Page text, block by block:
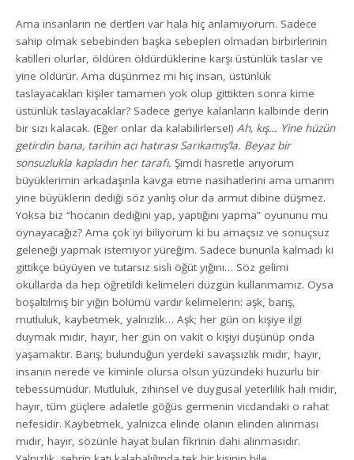
Ama insanların ne dertleri var hala hiç anlamıyorum. Sadece
sahip olmak sebebinden başka sebepleri olmadan birbirlerinin
katilleri olurlar, öldüren öldürdüklerine karşı üstünlük taslar ve
yine öldürür. Ama düşünmez mi hiç insan, üstünlük
taslayacakları kişiler tamamen yok olup gittikten sonra kime
üstünlük taslayacaklar? Sadece geriye kalanların kalbinde derin
bir sızı kalacak. (Eğer onlar da kalabilirlerse!)Ah, kış… Yine hüzün
getirdin bana, tarihin acı hatırası Sarıkamış’la. Beyaz bir
sonsuzlukla kapladın her tarafı.Şimdi hasretle arıyorum
büyüklerimin arkadaşınla kavga etme nasihatlerini ama umarım
yine büyüklerin dediği söz yanlış olur da armut dibine düşmez.
Yoksa biz “hocanın dediğini yap, yaptığını yapma” oyununu mu
oynayacağız? Ama çok iyi biliyorum ki bu amaçsız ve sonuçsuz
geleneği yapmak istemiyor yüreğim. Sadece bununla kalmadı ki
gittikçe büyüyen ve tutarsız sisli öğüt yığını… Söz gelimi
okullarda da hep öğretildi kelimeleri düzgün kullanmamız. Oysa
boşaltılmış bir yığın bölümü vardır kelimelerin: aşk, barış,
mutluluk, kaybetmek, yalnızlık… Aşk; her gün on kişiye ilgi
duymak mıdır, hayır, her gün on vakit o kişiyi düşünüp onda
yaşamaktır. Barış; bulunduğun yerdeki savaşsızlık mıdır, hayır,
insanın nerede ve kiminle olursa olsun yüzündeki huzurlu bir
tebessümüdür. Mutluluk, zihinsel ve duygusal yeterlilik hali midir,
hayır, tüm güçlere adaletle göğüs germenin vicdandaki o rahat
nefesidir. Kaybetmek, yalnızca elinde olanın elinden alınması
mıdır, hayır, sözünle hayat bulan fikrinin dahi alınmasıdır.